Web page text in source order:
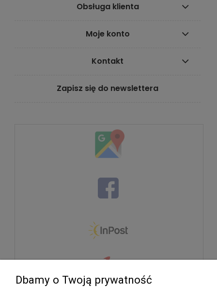
Obsługa klienta
Moje konto
Kontakt
Zapisz się do newslettera
Dbamy o Twoją prywatność